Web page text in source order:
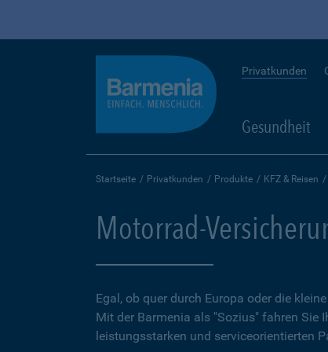
Privatkunden
Gesundheit
Startseite Privatkunden Produkte KFZ & Reisen
Motorrad-
Egal, ob quer durch Europa oder die
Mit der Barmenia als "Sozius" fahren Sie
leistungsstarken und serviceorientierten